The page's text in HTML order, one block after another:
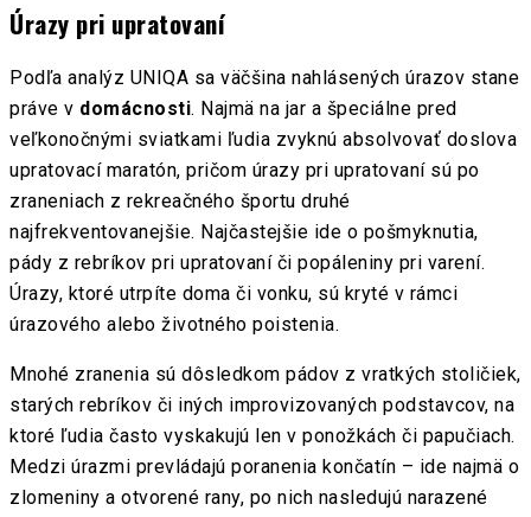
Úrazy pri upratovaní
Podľa analýz UNIQA sa väčšina nahlásených úrazov stane
práve v domácnosti. Najmä na jar a špeciálne pred
veľkonočnými sviatkami ľudia zvyknú absolvovať doslova
upratovací maratón, pričom úrazy pri upratovaní sú po
zraneniach z rekreačného športu druhé
najfrekventovanejšie. Najčastejšie ide o pošmyknutia,
pády z rebríkov pri upratovaní či popáleniny pri varení.
Úrazy, ktoré utrpíte doma či vonku, sú kryté v rámci
úrazového alebo životného poistenia.
Mnohé zranenia sú dôsledkom pádov z vratkých stoličiek,
starých rebríkov či iných improvizovaných podstavcov, na
ktoré ľudia často vyskakujú len v ponožkách či papučiach.
Medzi úrazmi prevládajú poranenia končatín – ide najmä o
zlomeniny a otvorené rany, po nich nasledujú narazené